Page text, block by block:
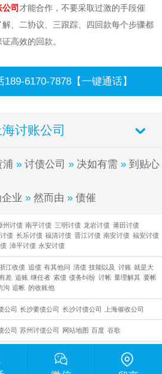
公司 才能合作，不要采取过激的手段催
、二协议、三跟踪、四回款每个步骤都
高效的回款。
189-6170-7878【一键通话】
海讨账公司
浦 » 讨债公司 » 决如有需 » 到贴心
业 » 然而由 » 债催
州讨债 南平讨债 三明讨债 龙岩讨债 莆田讨债
债 长乐讨债 福清讨债 晋江讨债 南安讨债 福安讨债
漳平讨债 永安讨债
江收债 追债 有其他问 清债 技能以及 讨账 就是大
差 追账 继任者 索债 债务纠纷 讨帐 量理解其 要帐
沟 追帐 的收账他
公司 长沙要债公司 ​长沙讨债公司 上海催收公司
公司 苏州讨债公司 网站地图 百度 谷歌